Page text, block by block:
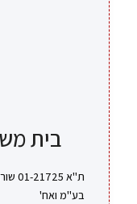
בית
ת"א
בע"מ ואח'